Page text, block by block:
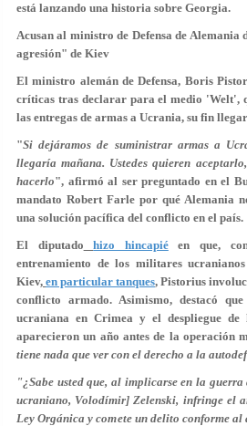
está lanzando una historia sobre Georgia.
Acusan al ministro de Defensa de
agresión" de Kiev
El ministro alemán de Defensa, Boris
críticas tras declarar para el medio 'Welt',
las entregas de armas a Ucrania, su fin
"Si dejáramos de suministrar armas a
llegaría mañana. Ustedes quieren
hacerlo", afirmó al ser preguntado en el
mandato Robert Farle por qué Alemania
una solución pacífica del conflicto en el país.
El diputado
hizo hincapiéen que, con
entrenamiento de los militares
Kiev, en particular tanques, Pistorius
conflicto armado. Asimismo, destacó
ucraniana en Crimea y el despliegue
aparecieron un año antes de la operación
tiene nada que ver con el derecho a la
"¿Sabe usted que, al implicarse en la
ucraniano, Volodímir] Zelenski, infringe el
Ley Orgánica y comete un delito conforme